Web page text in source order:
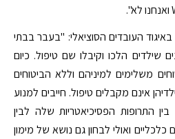
העובדים הסוציאלי: "בעבר בבתי
שילדים הלכו וקיבלו שם טיפול. כיום
משלימים למיניהם וללא הביטוחים
אינם מקבלים טיפול. חייבים למנוע
התרופות הפסיכיאטריות שלה לבין
כלכליים ואולי לבחון גם נושא של מימון